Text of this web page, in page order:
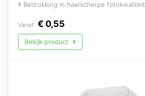
Bedrukking in haarscherpe fotokwaliteit
Vanaf € 0,55
Bekijk product